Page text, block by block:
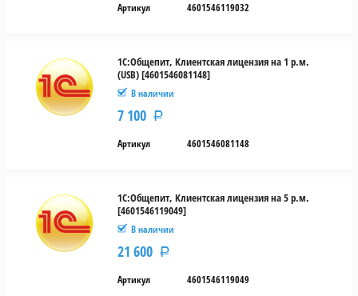
Артикул 4601546119032
1С:Общепит, Клиентская лицензия на 1 р.м.
(USB) [4601546081148]
В наличии
7 100 Р
Артикул 4601546081148
1С:Общепит, Клиентская лицензия на 5 р.м.
[4601546119049]
В наличии
21 600 Р
Артикул 4601546119049